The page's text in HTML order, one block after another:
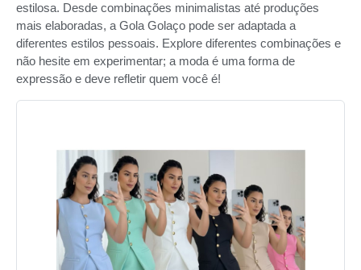
estilosa. Desde combinações minimalistas até produções
mais elaboradas, a Gola Golaço pode ser adaptada a
diferentes estilos pessoais. Explore diferentes combinações e
não hesite em experimentar; a moda é uma forma de
expressão e deve refletir quem você é!